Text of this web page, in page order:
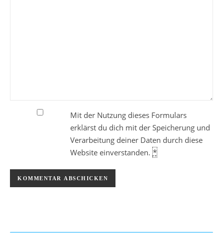
Mit der Nutzung dieses Formulars
erklärst du dich mit der Speicherung und
Verarbeitung deiner Daten durch diese
Website einverstanden. *